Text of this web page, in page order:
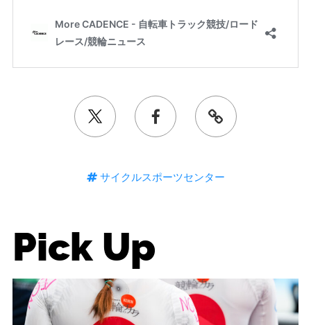
サイクルスポーツセンター
Pick Up